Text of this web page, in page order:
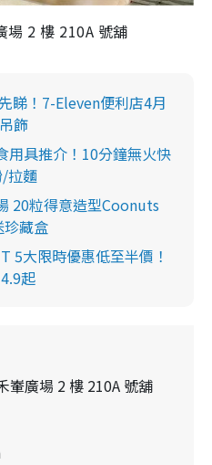
場 2 樓 210A 號舖
睇！7-Eleven便利店4月
飾
用具推介！10分鐘無火快
拉麵
20粒得意造型Coonuts
珍藏盒
5大限時優惠低至半價！
起
輋廣場 2 樓 210A 號舖